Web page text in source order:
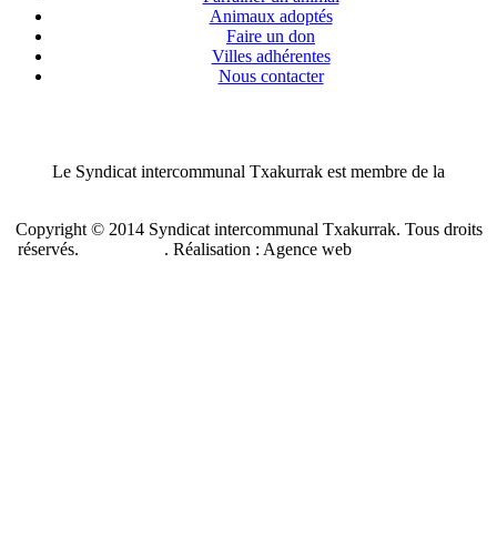
Animaux adoptés
Faire un don
Villes adhérentes
Nous contacter
Le Syndicat intercommunal Txakurrak est membre de la
Copyright © 2014 Syndicat intercommunal Txakurrak. Tous droits
réservés.
. Réalisation : Agence web